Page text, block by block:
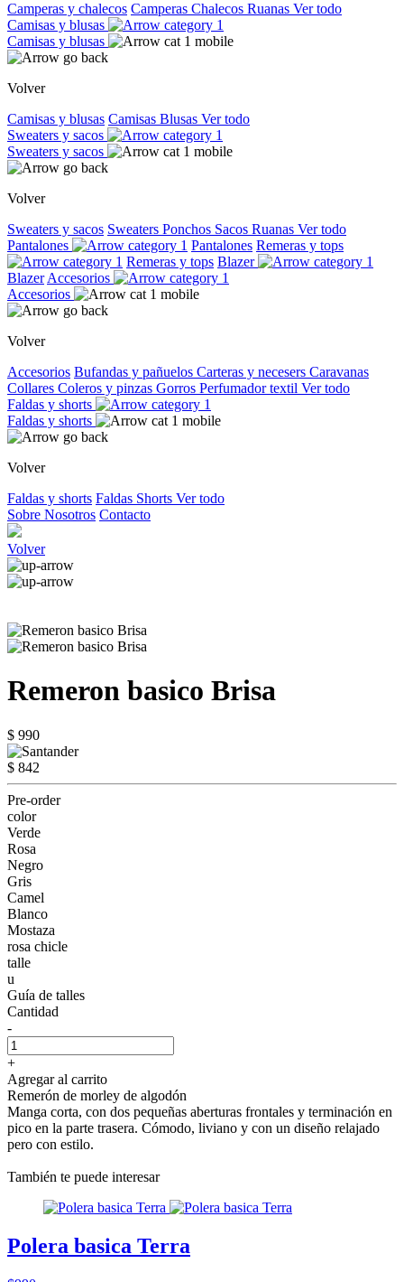
Camperas y chalecos Camperas Chalecos Ruanas Ver todo
Camisas y blusas
Camisas y blusas
Volver
Camisas y blusas Camisas Blusas Ver todo
Sweaters y sacos
Sweaters y sacos
Volver
Sweaters y sacos Sweaters Ponchos Sacos Ruanas Ver todo
Pantalones
Pantalones Remeras y tops
Remeras y tops Blazer
Blazer Accesorios
Accesorios
Volver
Accesorios Bufandas y pañuelos Carteras y necesers Caravanas
Collares Coleros y pinzas Gorros Perfumador textil Ver todo
Faldas y shorts
Faldas y shorts
Volver
Faldas y shorts Faldas Shorts Ver todo
Sobre Nosotros Contacto
Volver
Remeron basico Brisa
$ 990
$ 842
Pre-order
color
Verde
Rosa
Negro
Gris
Camel
Blanco
Mostaza
rosa chicle
talle
u
Guía de talles
Cantidad
-
+
Agregar al carrito
Remerón de morley de algodón
Manga corta, con dos pequeñas aberturas frontales y terminación en
pico en la parte trasera. Cómodo, liviano y con un diseño relajado
pero con estilo.
También te puede interesar
Polera basica Terra